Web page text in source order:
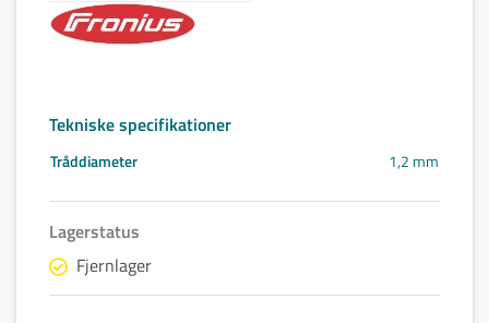
Tekniske specifikationer
Tråddiameter 1,2 mm
Lagerstatus
Fjernlager